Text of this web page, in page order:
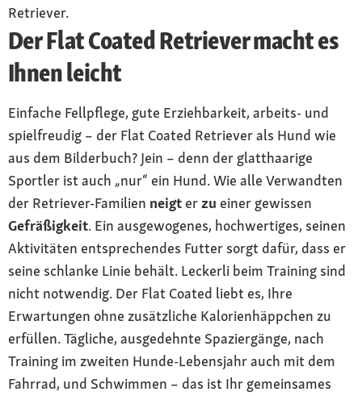
Retriever.
Der Flat Coated Retriever macht es
Ihnen leicht
Einfache Fellpflege, gute Erziehbarkeit, arbeits- und
spielfreudig – der Flat Coated Retriever als Hund wie
aus dem Bilderbuch? Jein – denn der glatthaarige
Sportler ist auch „nur“ ein Hund. Wie alle Verwandten
der Retriever-Familien neigt erzu einer gewissen
Gefräßigkeit. Ein ausgewogenes, hochwertiges, seinen
Aktivitäten entsprechendes Futter sorgt dafür, dass er
seine schlanke Linie behält. Leckerli beim Training sind
nicht notwendig. Der Flat Coated liebt es, Ihre
Erwartungen ohne zusätzliche Kalorienhäppchen zu
erfüllen. Tägliche, ausgedehnte Spaziergänge, nach
Training im zweiten Hunde-Lebensjahr auch mit dem
Fahrrad, und Schwimmen – das ist Ihr gemeinsames